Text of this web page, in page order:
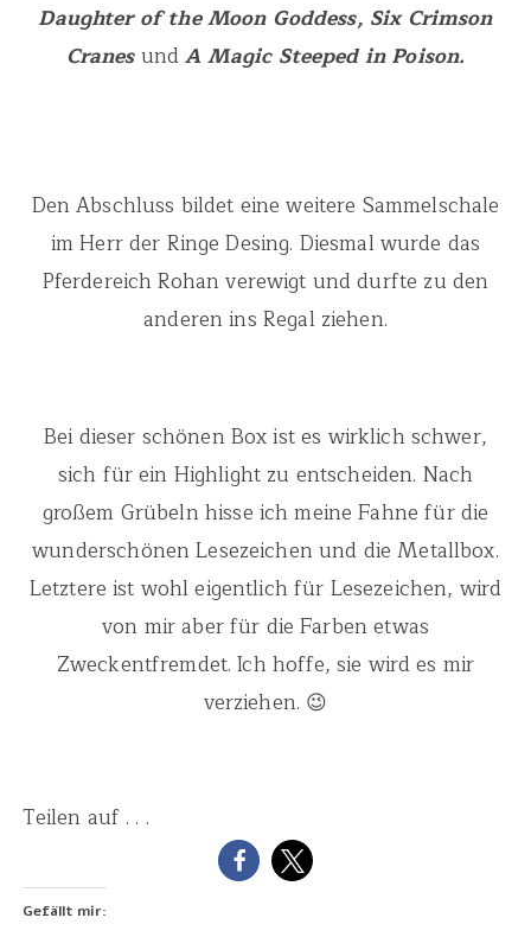
Daughter of the Moon Goddess, Six Crimson
CranesundA Magic Steeped in Poison.
Den Abschluss bildet eine weitere Sammelschale
im Herr der Ringe Desing. Diesmal wurde das
Pferdereich Rohan verewigt und durfte zu den
anderen ins Regal ziehen.
Bei dieser schönen Box ist es wirklich schwer,
sich für ein Highlight zu entscheiden. Nach
großem Grübeln hisse ich meine Fahne für die
wunderschönen Lesezeichen und die Metallbox.
Letztere ist wohl eigentlich für Lesezeichen, wird
von mir aber für die Farben etwas
Zweckentfremdet. Ich hoffe, sie wird es mir
verziehen. 😉
Teilen auf . . .
Gefällt mir: